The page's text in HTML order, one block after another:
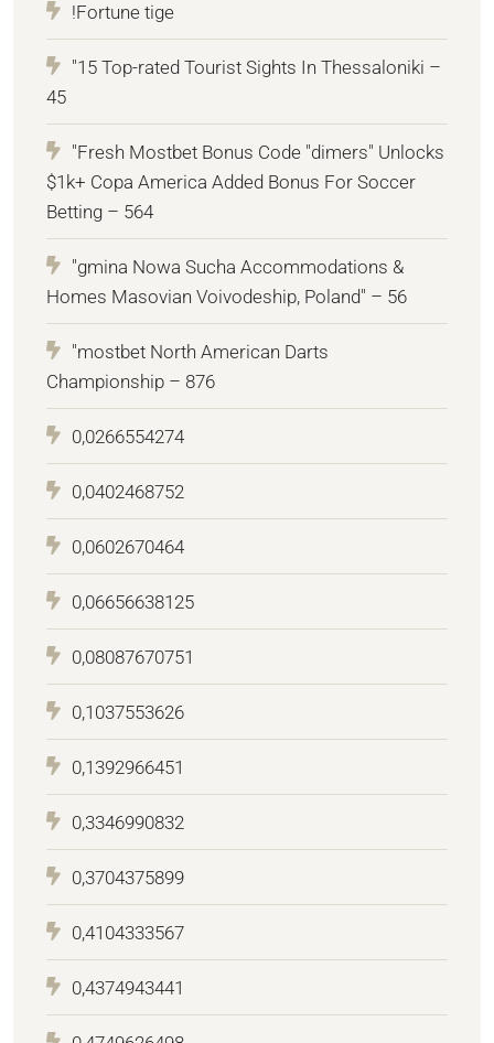
!Fortune tige
"15 Top-rated Tourist Sights In Thessaloniki –
45
"Fresh Mostbet Bonus Code "dimers" Unlocks
$1k+ Copa America Added Bonus For Soccer
Betting – 564
"gmina Nowa Sucha Accommodations &
Homes Masovian Voivodeship, Poland" – 56
"mostbet North American Darts
Championship – 876
0,0266554274
0,0402468752
0,0602670464
0,06656638125
0,08087670751
0,1037553626
0,1392966451
0,3346990832
0,3704375899
0,4104333567
0,4374943441